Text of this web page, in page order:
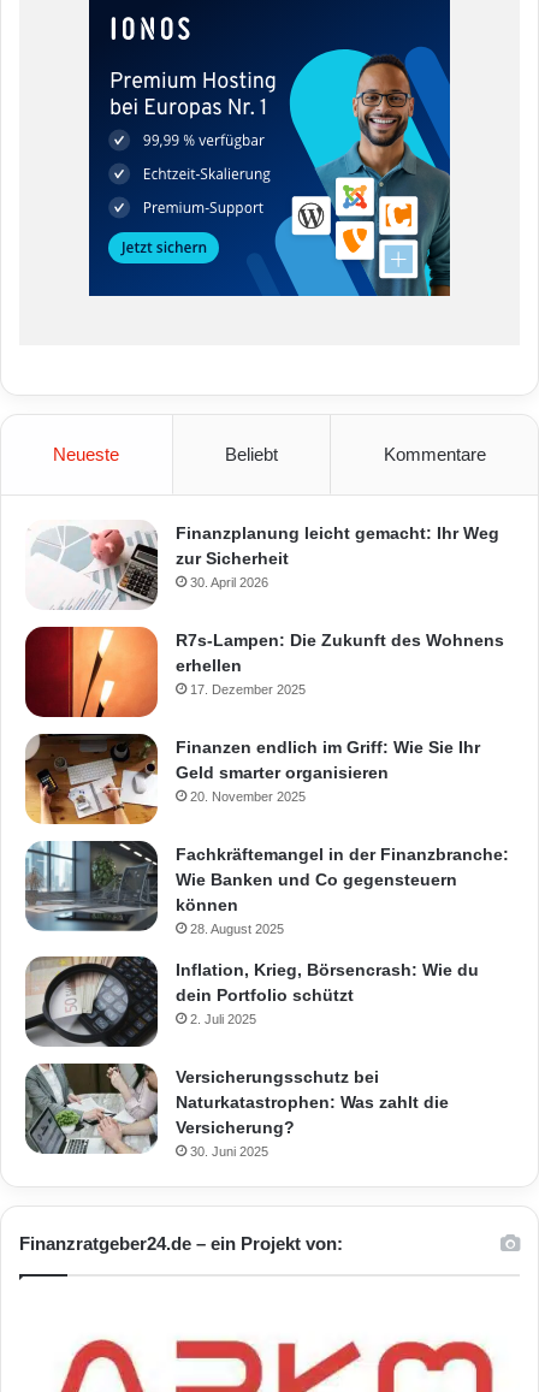
Neueste Beliebt Kommentare
Finanzplanung leicht gemacht: Ihr Weg
zur Sicherheit
30. April 2026
R7s-Lampen: Die Zukunft des Wohnens
erhellen
17. Dezember 2025
Finanzen endlich im Griff: Wie Sie Ihr
Geld smarter organisieren
20. November 2025
Fachkräftemangel in der Finanzbranche:
Wie Banken und Co gegensteuern
können
28. August 2025
Inflation, Krieg, Börsencrash: Wie du
dein Portfolio schützt
2. Juli 2025
Versicherungsschutz bei
Naturkatastrophen: Was zahlt die
Versicherung?
30. Juni 2025
Finanzratgeber24.de – ein Projekt von: